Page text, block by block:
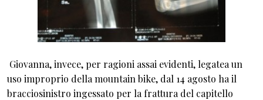
Giovanna, invece, per ragioni assai evidenti, legatea un
uso improprio della mountain bike, dal 14 agosto ha il
bracciosinistro ingessato per la frattura del capitello